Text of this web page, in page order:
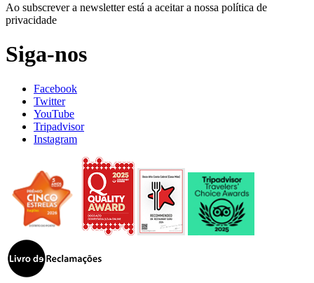
Ao subscrever a newsletter está a aceitar a nossa política de
privacidade
Siga-nos
Facebook
Twitter
YouTube
Tripadvisor
Instagram